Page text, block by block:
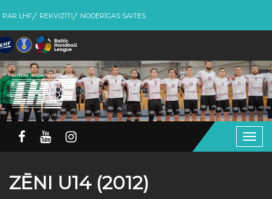
PAR LHF REKVIZĪTI NODERĪGAS SAITES
ZĒNI U14 (2012)